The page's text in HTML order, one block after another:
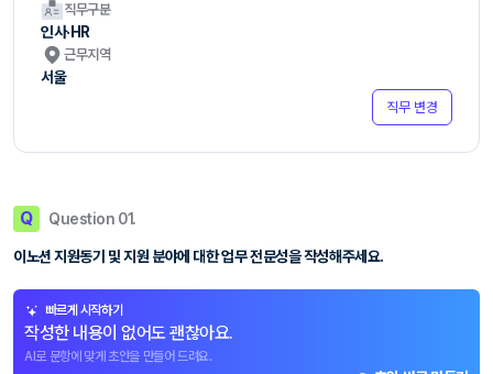
직무구분
인사·HR
근무지역
서울
직무 변경
Q Question 01.
이노션 지원동기 및 지원 분야에 대한 업무 전문성을 작성해주세요.
빠르게 시작하기
작성한 내용이 없어도 괜찮아요.
AI로 문항에 맞게 초안을 만들어 드려요.